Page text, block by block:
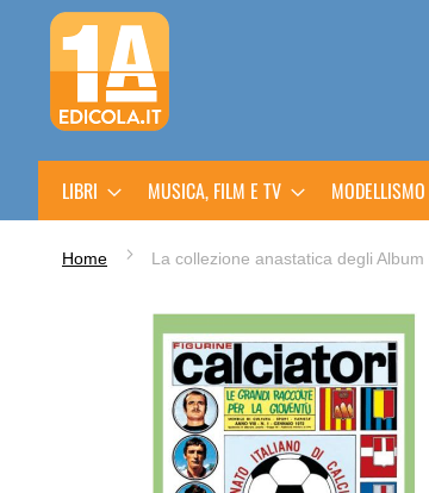
Salta
al
contenuto
LIBRI MUSICA, FILM E TV
Home La collezione anastatica degli